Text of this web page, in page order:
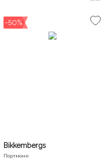
-50%
Bikkembergs
Портмоне